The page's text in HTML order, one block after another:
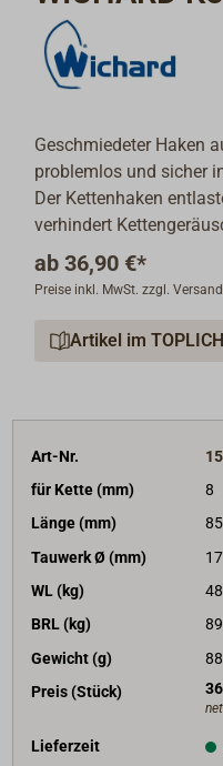
Geschmiedeter Haken
problemlos und sicher
Der Kettenhaken
verhindert
ab 36,90 €*
Preise inkl. MwSt. zzgl.
Artikel im
Art-Nr.
für Kette (mm)
8
Länge (mm)
85
Tauwerk Ø (mm)
17
WL (kg)
BRL (kg)
Gewicht (g)
88
Preis (Stück)
Lieferzeit